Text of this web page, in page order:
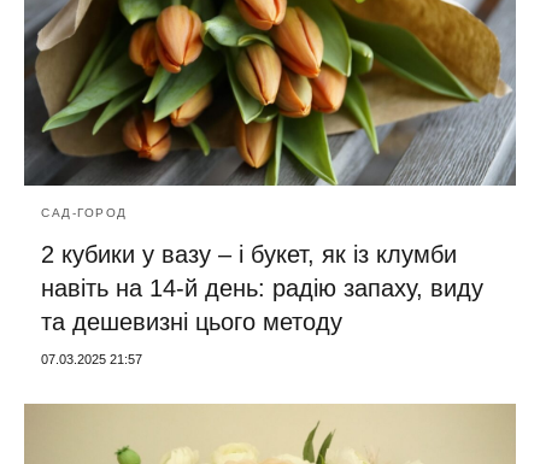
САД-ГОРОД
2 кубики у вазу – і букет, як із клумби
навіть на 14-й день: радію запаху, виду
та дешевизні цього методу
07.03.2025 21:57